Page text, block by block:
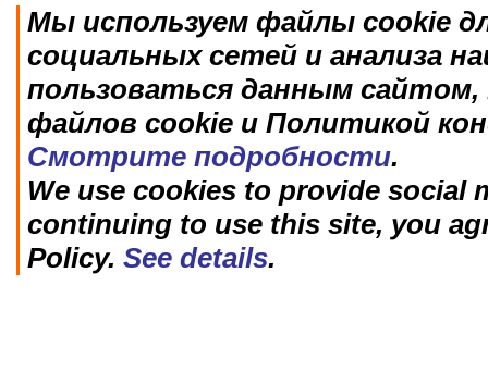
Мы используем файлы cookie
социальных сетей и анализа
пользоваться данным
файлов cookie и Политикой
Смотрите подробности.
We use cookies to provide social
continuing to use this site, you
Policy. See details.